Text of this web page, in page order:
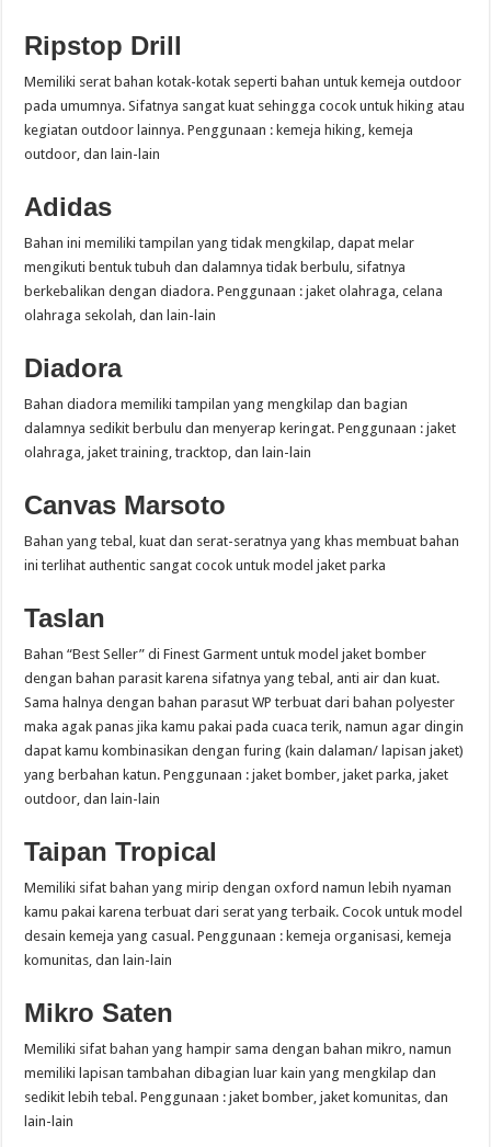
Ripstop Drill
Memiliki serat bahan kotak-kotak seperti bahan untuk kemeja outdoor
pada umumnya. Sifatnya sangat kuat sehingga cocok untuk hiking atau
kegiatan outdoor lainnya. Penggunaan : kemeja hiking, kemeja
outdoor, dan lain-lain
Adidas
Bahan ini memiliki tampilan yang tidak mengkilap, dapat melar
mengikuti bentuk tubuh dan dalamnya tidak berbulu, sifatnya
berkebalikan dengan diadora. Penggunaan : jaket olahraga, celana
olahraga sekolah, dan lain-lain
Diadora
Bahan diadora memiliki tampilan yang mengkilap dan bagian
dalamnya sedikit berbulu dan menyerap keringat. Penggunaan : jaket
olahraga, jaket training, tracktop, dan lain-lain
Canvas Marsoto
Bahan yang tebal, kuat dan serat-seratnya yang khas membuat bahan
ini terlihat authentic sangat cocok untuk model jaket parka
Taslan
Bahan “Best Seller” di Finest Garment untuk model jaket bomber
dengan bahan parasit karena sifatnya yang tebal, anti air dan kuat.
Sama halnya dengan bahan parasut WP terbuat dari bahan polyester
maka agak panas jika kamu pakai pada cuaca terik, namun agar dingin
dapat kamu kombinasikan dengan furing (kain dalaman/ lapisan jaket)
yang berbahan katun. Penggunaan : jaket bomber, jaket parka, jaket
outdoor, dan lain-lain
Taipan Tropical
Memiliki sifat bahan yang mirip dengan oxford namun lebih nyaman
kamu pakai karena terbuat dari serat yang terbaik. Cocok untuk model
desain kemeja yang casual. Penggunaan : kemeja organisasi, kemeja
komunitas, dan lain-lain
Mikro Saten
Memiliki sifat bahan yang hampir sama dengan bahan mikro, namun
memiliki lapisan tambahan dibagian luar kain yang mengkilap dan
sedikit lebih tebal. Penggunaan : jaket bomber, jaket komunitas, dan
lain-lain